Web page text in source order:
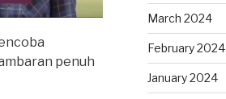
penuh
March 2024
February 2024
January 2024